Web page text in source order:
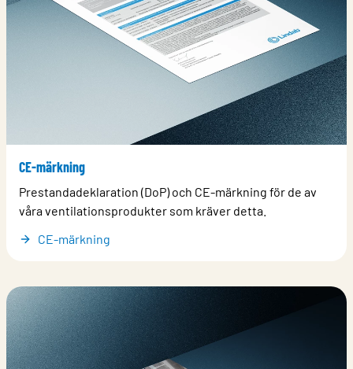
CE-märkning
​Prestandadeklaration (DoP) och CE-märkning för de av
våra ventilationsprodukter som kräver detta.
CE-märkning